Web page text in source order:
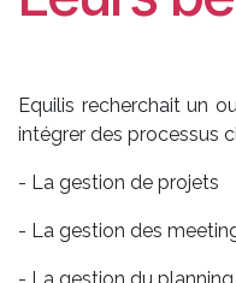
Equilis recherchait un
intégrer des processus
- La gestion de projets
- La gestion des